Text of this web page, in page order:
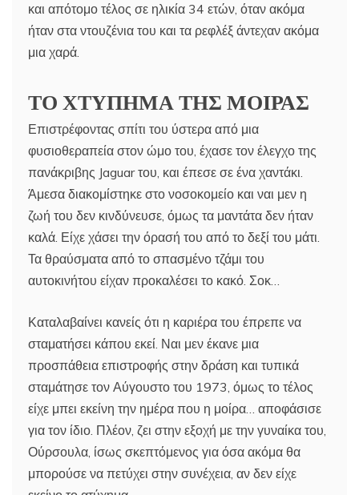
και απότομο τέλος σε ηλικία 34 ετών, όταν ακόμα
ήταν στα ντουζένια του και τα ρεφλέξ άντεχαν ακόμα
μια χαρά.
ΤΟ ΧΤΥΠΗΜΑ ΤΗΣ ΜΟΙΡΑΣ
Επιστρέφοντας σπίτι του ύστερα από μια
φυσιοθεραπεία στον ώμο του, έχασε τον έλεγχο της
πανάκριβης Jaguar του, και έπεσε σε ένα χαντάκι.
Άμεσα διακομίστηκε στο νοσοκομείο και ναι μεν η
ζωή του δεν κινδύνευσε, όμως τα μαντάτα δεν ήταν
καλά. Είχε χάσει την όρασή του από το δεξί του μάτι.
Τα θραύσματα από το σπασμένο τζάμι του
αυτοκινήτου είχαν προκαλέσει το κακό. Σοκ…
Καταλαβαίνει κανείς ότι η καριέρα του έπρεπε να
σταματήσει κάπου εκεί. Ναι μεν έκανε μια
προσπάθεια επιστροφής στην δράση και τυπικά
σταμάτησε τον Αύγουστο του 1973, όμως το τέλος
είχε μπει εκείνη την ημέρα που η μοίρα… αποφάσισε
για τον ίδιο. Πλέον, ζει στην εξοχή με την γυναίκα του,
Ούρσουλα, ίσως σκεπτόμενος για όσα ακόμα θα
μπορούσε να πετύχει στην συνέχεια, αν δεν είχε